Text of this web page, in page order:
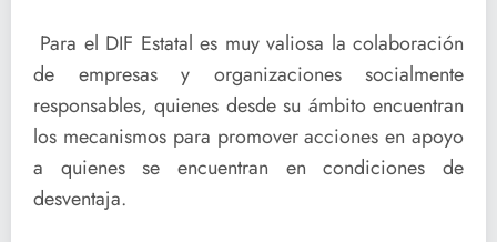
Para el DIF Estatal es muy valiosa la colaboración
de empresas y organizaciones socialmente
responsables, quienes desde su ámbito encuentran
los mecanismos para promover acciones en apoyo
a quienes se encuentran en condiciones de
desventaja.